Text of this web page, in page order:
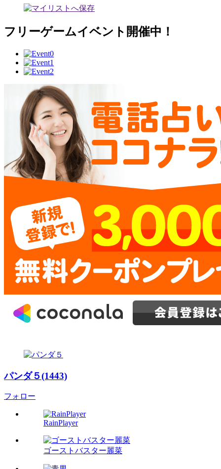
フリーゲームイベント開催中！
パンダ５(1443)
フォロー
RainPlayer
ゴーストバスター麗菜